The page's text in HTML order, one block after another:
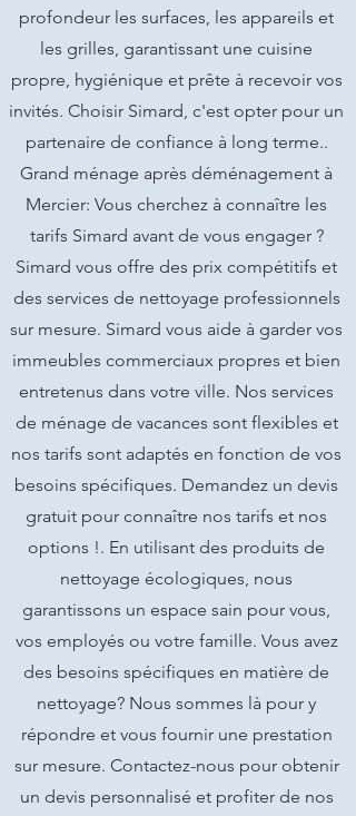
profondeur les surfaces, les appareils et
les grilles, garantissant une cuisine
propre, hygiénique et prête à recevoir vos
invités. Choisir Simard, c'est opter pour un
partenaire de confiance à long terme..
Grand ménage après déménagement à
Mercier: Vous cherchez à connaître les
tarifs Simard avant de vous engager ?
Simard vous offre des prix compétitifs et
des services de nettoyage professionnels
sur mesure. Simard vous aide à garder vos
immeubles commerciaux propres et bien
entretenus dans votre ville. Nos services
de ménage de vacances sont flexibles et
nos tarifs sont adaptés en fonction de vos
besoins spécifiques. Demandez un devis
gratuit pour connaître nos tarifs et nos
options !. En utilisant des produits de
nettoyage écologiques, nous
garantissons un espace sain pour vous,
vos employés ou votre famille. Vous avez
des besoins spécifiques en matière de
nettoyage? Nous sommes là pour y
répondre et vous fournir une prestation
sur mesure. Contactez-nous pour obtenir
un devis personnalisé et profiter de nos